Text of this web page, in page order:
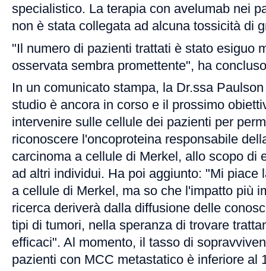
specialistico. La terapia con avelumab nei
non è stata collegata ad alcuna tossicità di
"Il numero di pazienti trattati è stato esiguo
osservata sembra promettente", ha
In un comunicato stampa, la Dr.ssa
studio è ancora in corso e il prossimo
intervenire sulle cellule dei pazienti per
riconoscere l'oncoproteina responsabile
carcinoma a cellule di Merkel, allo scopo di
ad altri individui. Ha poi aggiunto: "Mi piace
a cellule di Merkel, ma so che l'impatto più
ricerca deriverà dalla diffusione delle
tipi di tumori, nella speranza di trovare
efficaci". Al momento, il tasso di
pazienti con MCC metastatico è inferiore al